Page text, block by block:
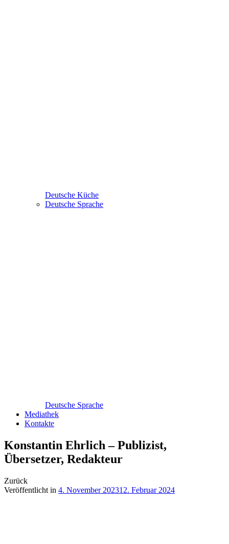
Deutsche Küche
Deutsche Sprache
Deutsche Sprache
Mediathek
Kontakte
Konstantin Ehrlich – Publizist,
Übersetzer, Redakteur
Zurück
Veröffentlicht in 4. November 202312. Februar 2024